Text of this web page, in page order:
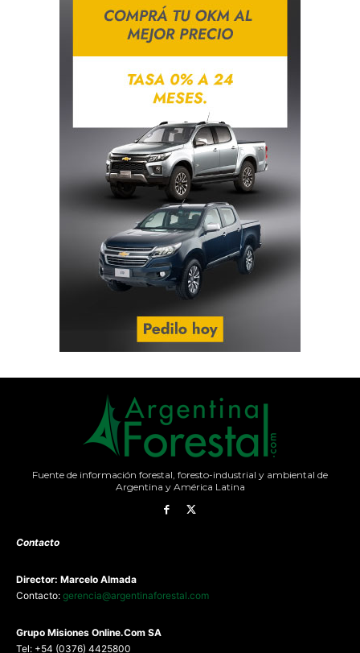
Fuente de información forestal, foresto-industrial y ambiental de
Argentina y América Latina
Contacto
Director: Marcelo Almada
Contacto: gerencia@argentinaforestal.com
Grupo Misiones Online.Com SA
Tel: +54 (0376) 4425800